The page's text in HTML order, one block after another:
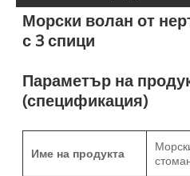
Морски волан от
с 3 спици
Параметър на
(спецификация)
Име на продукта